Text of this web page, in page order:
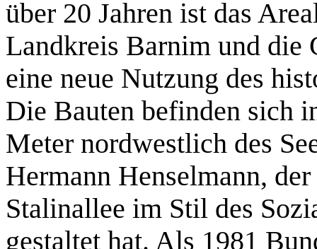
über 20 Jahren ist das
Landkreis Barnim und die
eine neue Nutzung des
Die Bauten befinden sich
Meter nordwestlich des
Hermann Henselmann,
Stalinallee im Stil des
gestaltet hat. Als 1981